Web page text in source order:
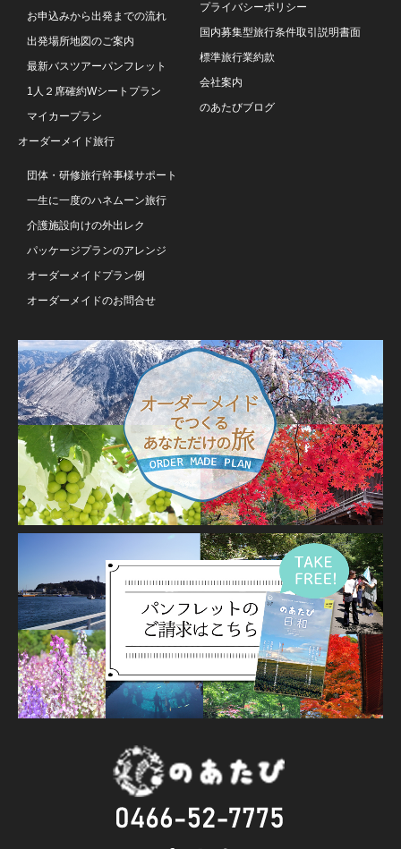
お申込みから出発までの流れ
出発場所地図のご案内
最新バスツアーパンフレット
1人２席確約Wシートプラン
マイカープラン
オーダーメイド旅行
団体・研修旅行幹事様サポート
一生に一度のハネムーン旅行
介護施設向けの外出レク
パッケージプランのアレンジ
オーダーメイドプラン例
オーダーメイドのお問合せ
プライバシーポリシー
国内募集型旅行条件取引説明書面
標準旅行業約款
会社案内
のあたびブログ